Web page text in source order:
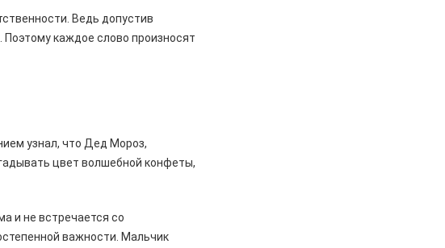
Ведь допустив
каждое слово произносят
узнал, что Дед Мороз,
цвет волшебной конфеты,
и не встречается со
важности. Мальчик